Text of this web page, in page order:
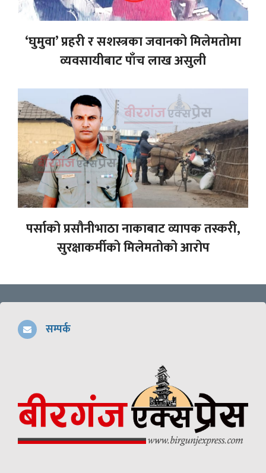
‘घुमुवा’ प्रहरी र सशस्त्रका जवानको मिलेमतोमा
व्यवसायीबाट पाँच लाख असुली
पर्साको प्रसौनीभाठा नाकाबाट व्यापक तस्करी,
सुरक्षाकर्मीको मिलेमतोको आरोप
सम्पर्क